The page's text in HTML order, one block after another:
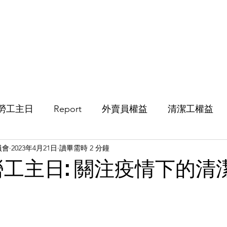
工主日 Report 外賣員權益 清潔工權益
主日: 關注疫情下的清
會 2023年4月21日 讀畢需時 2 分鐘